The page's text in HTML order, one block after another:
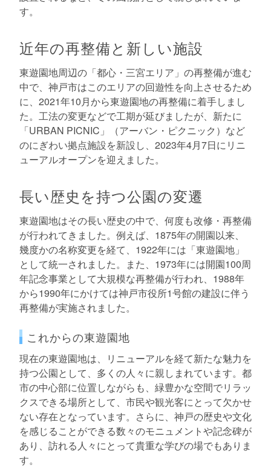
す。
近年の再整備と新しい施設
東遊園地周辺の「都心・三宮エリア」の再整備が進む
中で、神戸市はこのエリアの回遊性を向上させるため
に、2021年10月から東遊園地の再整備に着手しまし
た。工法の変更などで工期が延びましたが、新たに
「URBAN PICNIC」（アーバン・ピクニック）など
のにぎわい拠点施設を新設し、2023年4月7日にリニ
ューアルオープンを迎えました。
長い歴史を持つ公園の変遷
東遊園地はその長い歴史の中で、何度も改修・再整備
が行われてきました。例えば、1875年の開園以来、
幾度かの名称変更を経て、1922年には「東遊園地」
として統一されました。また、1973年には開園100周
年記念事業として大規模な再整備が行われ、1988年
から1990年にかけては神戸市役所1号館の建設に伴う
再整備が実施されました。
これからの東遊園地
現在の東遊園地は、リニューアルを経て新たな魅力を
持つ公園として、多くの人々に親しまれています。都
市の中心部に位置しながらも、緑豊かな空間でリラッ
クスできる場所として、市民や観光客にとって欠かせ
ない存在となっています。さらに、神戸の歴史や文化
を感じることができる数々のモニュメントや記念碑が
あり、訪れる人々にとって貴重な学びの場でもありま
す。